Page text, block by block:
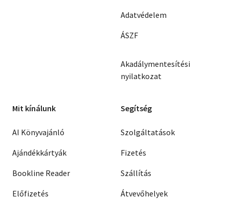
Adatvédelem
ÁSZF
Akadálymentesítési
nyilatkozat
Mit kínálunk
AI Könyvajánló
Ajándékkártyák
Bookline Reader
Előfizetés
Segítség
Szolgáltatások
Fizetés
Szállítás
Átvevőhelyek